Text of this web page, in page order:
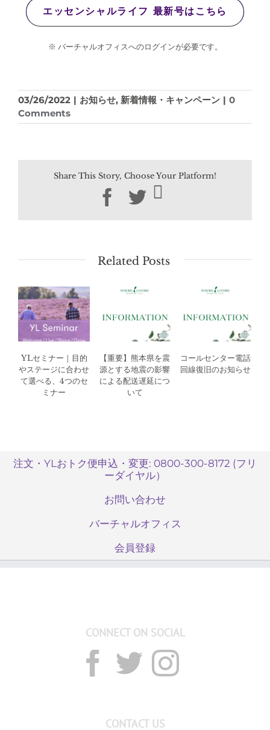
エッセンシャルライフ 最新号はこちら
※ バーチャルオフィスへのログインが必要です。
03/26/2022 | お知らせ, 新着情報・キャンペーン | 0
Comments
Share This Story, Choose Your Platform!
Facebook
Twitter
Related Posts
YLセミナー｜目的
やステージに合わせ
て選べる、4つのセ
ミナー
【重要】熊本県を震
源とする地震の影響
による配送遅延につ
いて
コールセンター電話
回線復旧のお知らせ
注文・YLおトク便申込・変更: 0800-300-8172 (フリ
ーダイヤル）
お問い合わせ
バーチャルオフィス
会員登録
CONNECT ON SOCIAL
CONTACT US